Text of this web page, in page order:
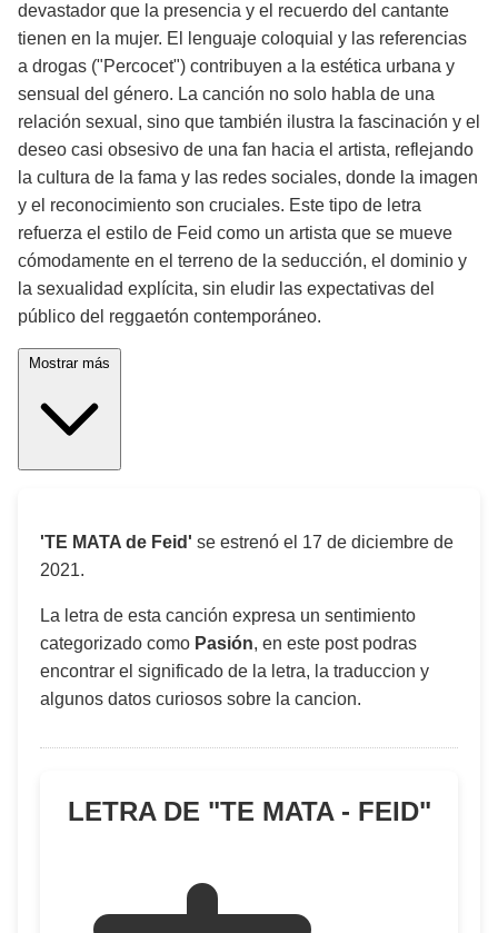
devastador que la presencia y el recuerdo del cantante
tienen en la mujer. El lenguaje coloquial y las referencias
a drogas ("Percocet") contribuyen a la estética urbana y
sensual del género. La canción no solo habla de una
relación sexual, sino que también ilustra la fascinación y el
deseo casi obsesivo de una fan hacia el artista, reflejando
la cultura de la fama y las redes sociales, donde la imagen
y el reconocimiento son cruciales. Este tipo de letra
refuerza el estilo de Feid como un artista que se mueve
cómodamente en el terreno de la seducción, el dominio y
la sexualidad explícita, sin eludir las expectativas del
público del reggaetón contemporáneo.
'TE MATA de Feid' se estrenó el 17 de diciembre de
2021.
La letra de esta canción expresa un sentimiento
categorizado como Pasión, en este post podras
encontrar el significado de la letra, la traduccion y
algunos datos curiosos sobre la cancion.
LETRA DE "TE MATA - FEID"